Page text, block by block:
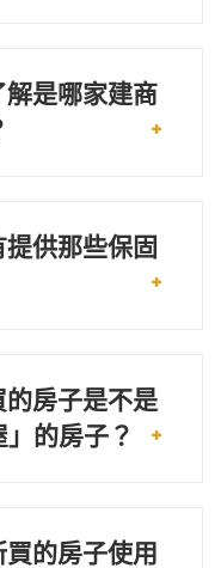
是哪家建商
供那些保固
房子是不是
」的房子？
的房子使用